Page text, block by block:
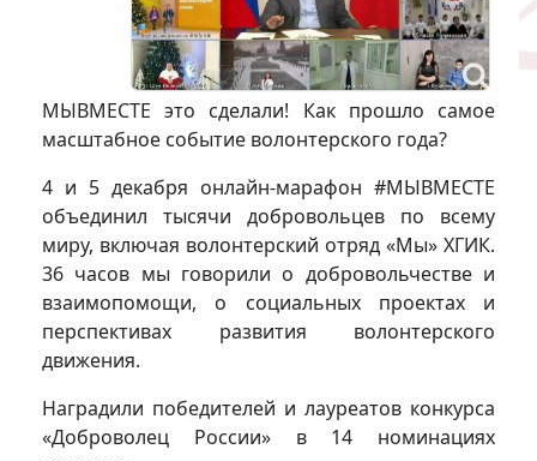
МЫВМЕСТЕ это сделали! Как прошло самое
масштабное событие волонтерского года?
4 и 5 декабря онлайн-марафон #МЫВМЕСТЕ
объединил тысячи добровольцев по всему
миру, включая волонтерский отряд «Мы» ХГИК.
36 часов мы говорили о добровольчестве и
взаимопомощи, о социальных проектах и
перспективах развития волонтерского
движения.
Наградили победителей и лауреатов конкурса
«Доброволец России» в 14 номинациях